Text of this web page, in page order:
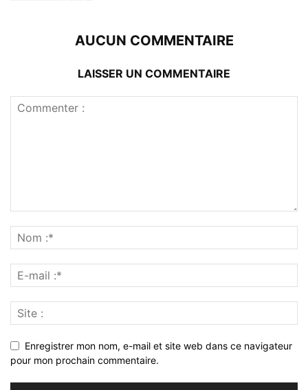
AUCUN COMMENTAIRE
LAISSER UN COMMENTAIRE
Enregistrer mon nom, e-mail et site web dans ce navigateur
pour mon prochain commentaire.